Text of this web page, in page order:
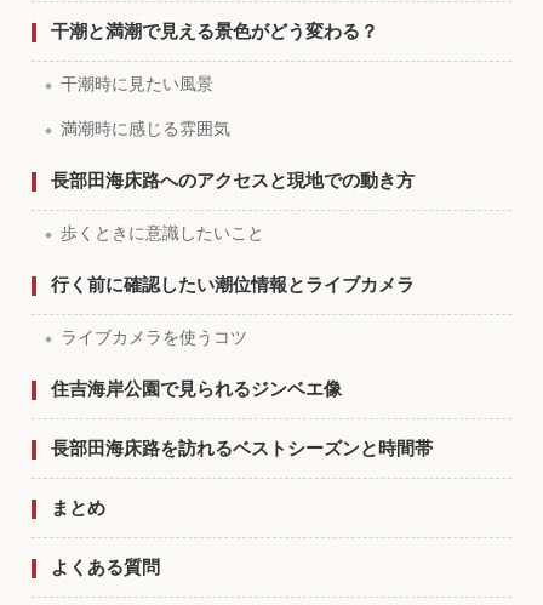
干潮と満潮で見える景色がどう変わる？
干潮時に見たい風景
満潮時に感じる雰囲気
長部田海床路へのアクセスと現地での動き方
歩くときに意識したいこと
行く前に確認したい潮位情報とライブカメラ
ライブカメラを使うコツ
住吉海岸公園で見られるジンベエ像
長部田海床路を訪れるベストシーズンと時間帯
まとめ
よくある質問